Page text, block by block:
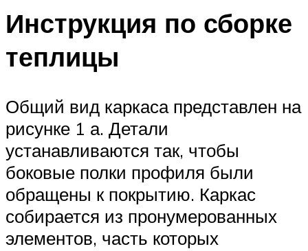
Инструкция по сборке
теплицы
Общий вид каркаса представлен на
рисунке 1 а. Детали
устанавливаются так, чтобы
боковые полки профиля были
обращены к покрытию. Каркас
собирается из пронумерованных
элементов, часть которых